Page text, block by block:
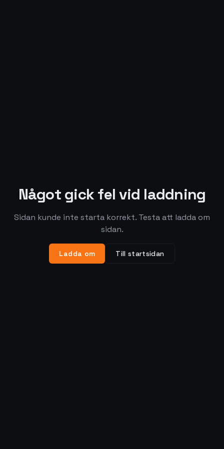
Något gick fel vid laddning
Sidan kunde inte starta korrekt. Testa att ladda om
sidan.
Ladda om Till startsidan